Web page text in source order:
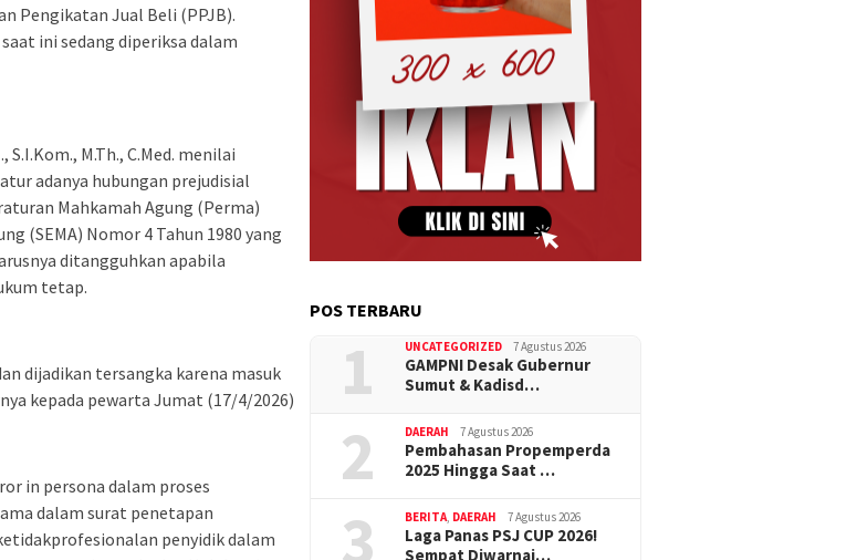
Pengikatan Jual Beli (PPJB).
ini sedang diperiksa dalam
M.Th., C.Med. menilai
adanya hubungan prejudisial
Mahkamah Agung (Perma)
(SEMA) Nomor 4 Tahun 1980 yang
ditangguhkan apabila
tetap.
dijadikan tersangka karena masuk
kepada pewarta Jumat (17/4/2026)
in persona dalam proses
dalam surat penetapan
penyidik dalam
POS TERBARU
1 UNCATEGORIZED 7 Agustus 2026
GAMPNI Desak Gubernur
Sumut & Kadisd…
2 DAERAH 7 Agustus 2026
Pembahasan Propemperda
2025 Hingga Saat …
3 BERITA DAERAH 7 Agustus 2026
Laga Panas PSJ CUP 2026!
Sempat Diwarnai…